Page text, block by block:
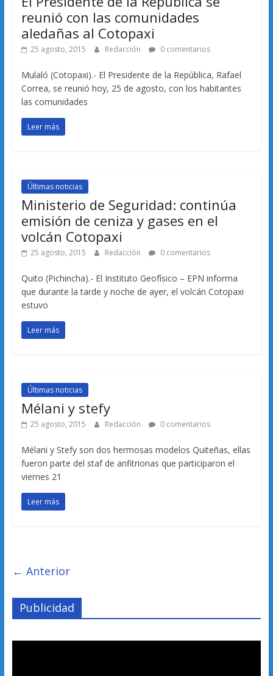
reunió con las comunidades
aledañas al Cotopaxi
25 agosto, 2015 Redacción 0 comentarios
Mulaló (Cotopaxi).- El Presidente de la República, Rafael
Correa, se reunió hoy, 25 de agosto, con los habitantes
las comunidades
Leer más
Últimas noticias
Ministerio de Seguridad: continúa
emisión de ceniza y gases en el
volcán Cotopaxi
25 agosto, 2015 Redacción 0 comentarios
Quito (Pichincha).- El Instituto Geofísico – EPN informa
que durante la tarde y noche de ayer, el volcán Cotopaxi
estuvo
Leer más
Últimas noticias
Mélani y stefy
25 agosto, 2015 Redacción 0 comentarios
Mélani y Stefy son dos hermosas modelos Quiteñas, ellas
fueron parte del staf de anfitrionas que participaron el
viernes 21
Leer más
← Anterior
Publicidad